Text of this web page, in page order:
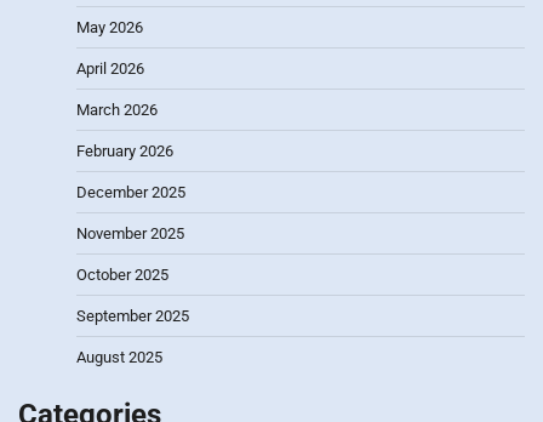
May 2026
April 2026
March 2026
February 2026
December 2025
November 2025
October 2025
September 2025
August 2025
Categories